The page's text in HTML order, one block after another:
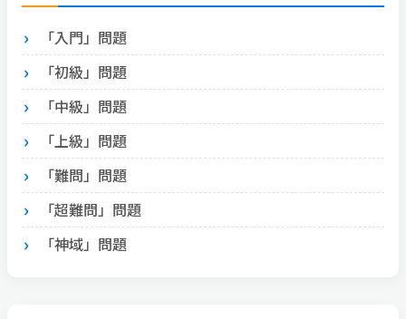
「入門」問題
「初級」問題
「中級」問題
「上級」問題
「難問」問題
「超難問」問題
「神域」問題